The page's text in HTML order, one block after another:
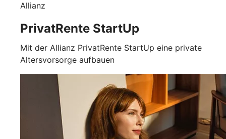
Allianz
PrivatRente StartUp
Mit der Allianz PrivatRente StartUp eine private
Altersvorsorge aufbauen